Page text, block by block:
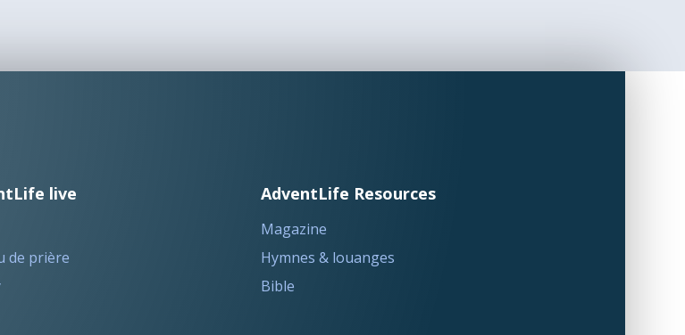
live
de prière
AdventLife Resources
Magazine
Hymnes & louanges
Bible